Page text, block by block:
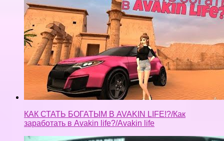
КАК СТАТЬ БОГАТЫМ В AVAKIN LIFE!?/Как
заработать в Avakin life?/Avakin life